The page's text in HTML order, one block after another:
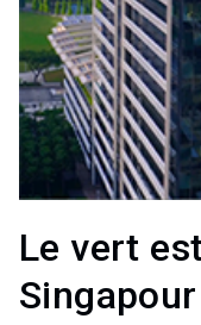
Le vert
Singapour